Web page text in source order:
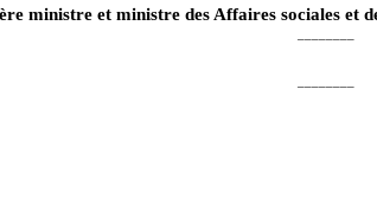
ministre et ministre des Affaires sociales et